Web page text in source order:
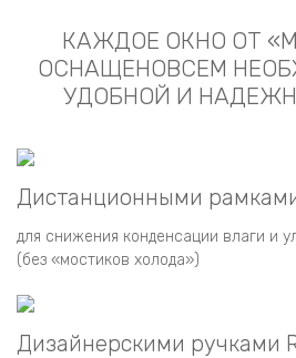
КАЖДОЕ ОКНО ОТ
ОСНАЩЕНОВСЕМ
УДОБНОЙ И
Дистанционными
для снижения конденсации влаги и
(без «мостиков холода»)
Дизайнерскими ручками